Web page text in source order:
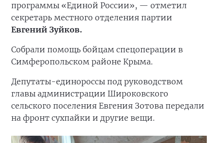
программы «Единой России», — отметил
секретарь местного отделения партии
Евгений Зуйков.
Собрали помощь бойцам спецоперации в
Симферопольском районе Крыма.
Депутаты-единороссы под руководством
главы администрации Широковского
сельского поселения Евгения Зотова передали
на фронт сухпайки и другие вещи.